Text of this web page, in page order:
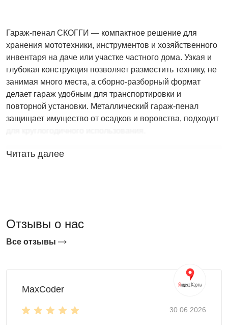
Гараж-пенал СКОГГИ — компактное решение для
хранения мототехники, инструментов и хозяйственного
инвентаря на даче или участке частного дома. Узкая и
глубокая конструкция позволяет разместить технику, не
занимая много места, а сборно-разборный формат
делает гараж удобным для транспортировки и
повторной установки. Металлический гараж-пенал
защищает имущество от осадков и воровства, подходит
Компактность
крыша экономит пространство, идеально для узких
Читать далее
Отзывы о нас
Все отзывы
MaxCoder
30.06.2026